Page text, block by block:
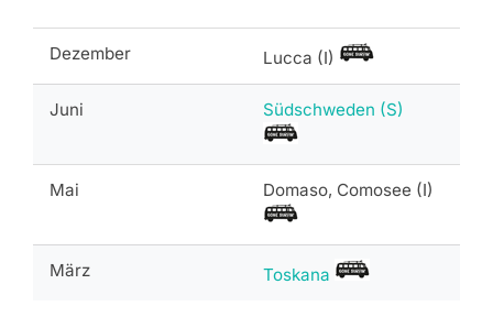
Dezember Lucca (I)
Juni Südschweden (S)
Mai Domaso, Comosee (I)
März Toskana